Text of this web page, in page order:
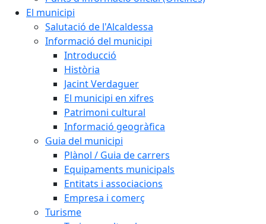
El municipi
Salutació de l'Alcaldessa
Informació del municipi
Introducció
Història
Jacint Verdaguer
El municipi en xifres
Patrimoni cultural
Informació geogràfica
Guia del municipi
Plànol / Guia de carrers
Equipaments municipals
Entitats i associacions
Empresa i comerç
Turisme